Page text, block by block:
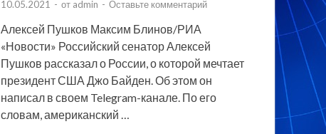
10.05.2021 - от admin - Оставьте комментарий
Алексей Пушков Максим Блинов/РИА
«Новости» Российский сенатор Алексей
Пушков рассказал о России, о которой мечтает
президент США Джо Байден. Об этом он
написал в своем Telegram-канале. По его
словам, американский …